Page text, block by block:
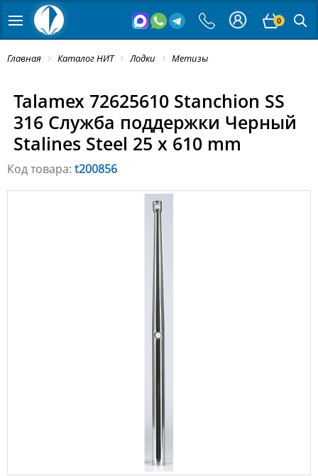
0
Главная Каталог НИТ Лодки Метизы
Talamex 72625610 Stanchion SS
316 Служба поддержки Черный
Stalines Steel 25 x 610 mm
Код товара: t200856